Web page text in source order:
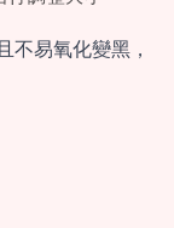
不易氧化變黑，